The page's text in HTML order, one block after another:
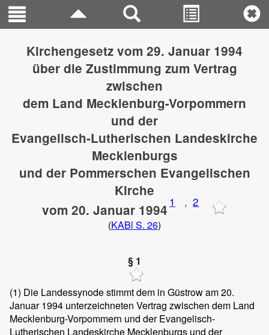
Kirchengesetz vom 29. Januar 1994
über die Zustimmung zum Vertrag
zwischen
dem Land Mecklenburg-Vorpommern
und der
Evangelisch-Lutherischen Landeskirche
Mecklenburgs
und der Pommerschen Evangelischen
Kirche
vom 20. Januar 1994 1 , 2
(KABl S. 26)
§ 1
(1) Die Landessynode stimmt dem in Güstrow am 20.
Januar 1994 unterzeichneten Vertrag zwischen dem Land
Mecklenburg-Vorpommern und der Evangelisch-
Lutherischen Landeskirche Mecklenburgs und der